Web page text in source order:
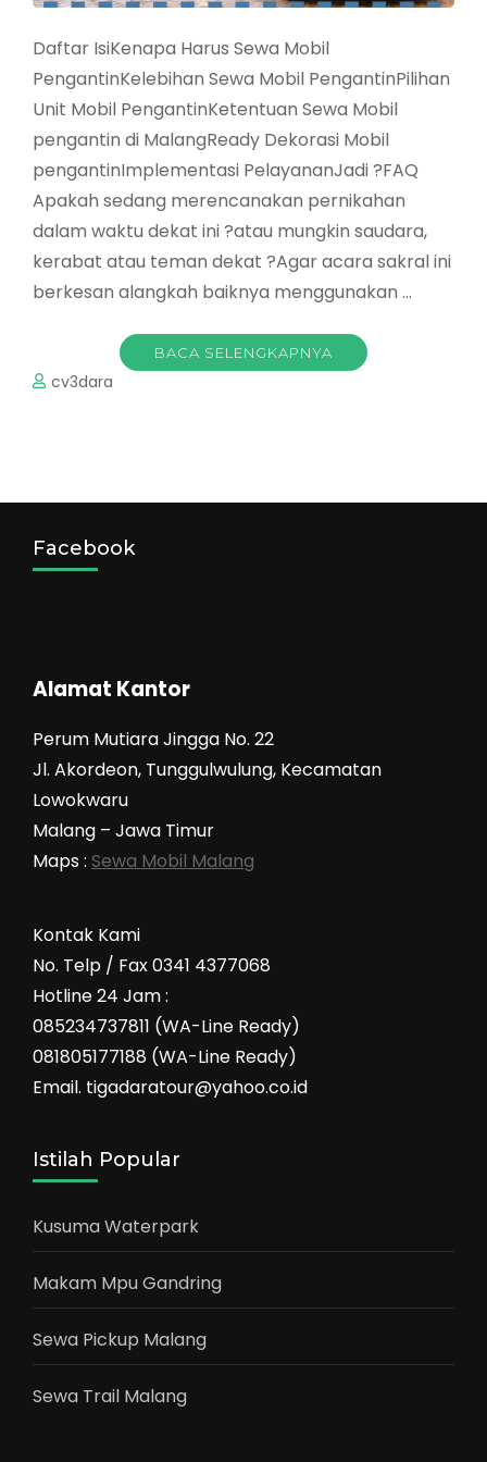
Daftar IsiKenapa Harus Sewa Mobil
PengantinKelebihan Sewa Mobil PengantinPilihan
Unit Mobil PengantinKetentuan Sewa Mobil
pengantin di MalangReady Dekorasi Mobil
pengantinImplementasi PelayananJadi ?FAQ
Apakah sedang merencanakan pernikahan
dalam waktu dekat ini ?atau mungkin saudara,
kerabat atau teman dekat ?Agar acara sakral ini
berkesan alangkah baiknya menggunakan …
BACA SELENGKAPNYA
cv3dara
Facebook
Alamat Kantor
Perum Mutiara Jingga No. 22
Jl. Akordeon, Tunggulwulung, Kecamatan
Lowokwaru
Malang – Jawa Timur
Maps : Sewa Mobil Malang
Kontak Kami
No. Telp / Fax 0341 4377068
Hotline 24 Jam :
085234737811 (WA-Line Ready)
081805177188 (WA-Line Ready)
Email. tigadaratour@yahoo.co.id
Istilah Popular
Kusuma Waterpark
Makam Mpu Gandring
Sewa Pickup Malang
Sewa Trail Malang